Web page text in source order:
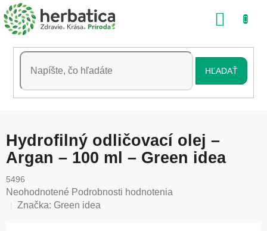
Prejsť
na
obsah
HĽADAŤ
Hydrofilný odličovací olej –
Argan – 100 ml – Green idea
5496
Priemerné
hodnotenie
Neohodnotené Podrobnosti hodnotenia
Značka: Green idea